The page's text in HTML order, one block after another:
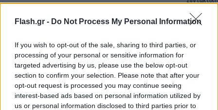
Flash.gr - Do Not Process My Personal Information
If you wish to opt-out of the sale, sharing to third parties, or
processing of your personal or sensitive information for
targeted advertising by us, please use the below opt-out
section to confirm your selection. Please note that after your
opt-out request is processed you may continue seeing
interest-based ads based on personal information utilized by
us or personal information disclosed to third parties prior to
Flash.gr